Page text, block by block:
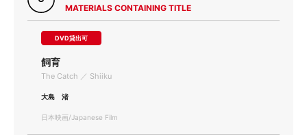
MATERIALS CONTAINING TITLE
DVD貸出可
飼育
The Catch ／ Shiiku
大島 渚
日本映画/Japanese Film